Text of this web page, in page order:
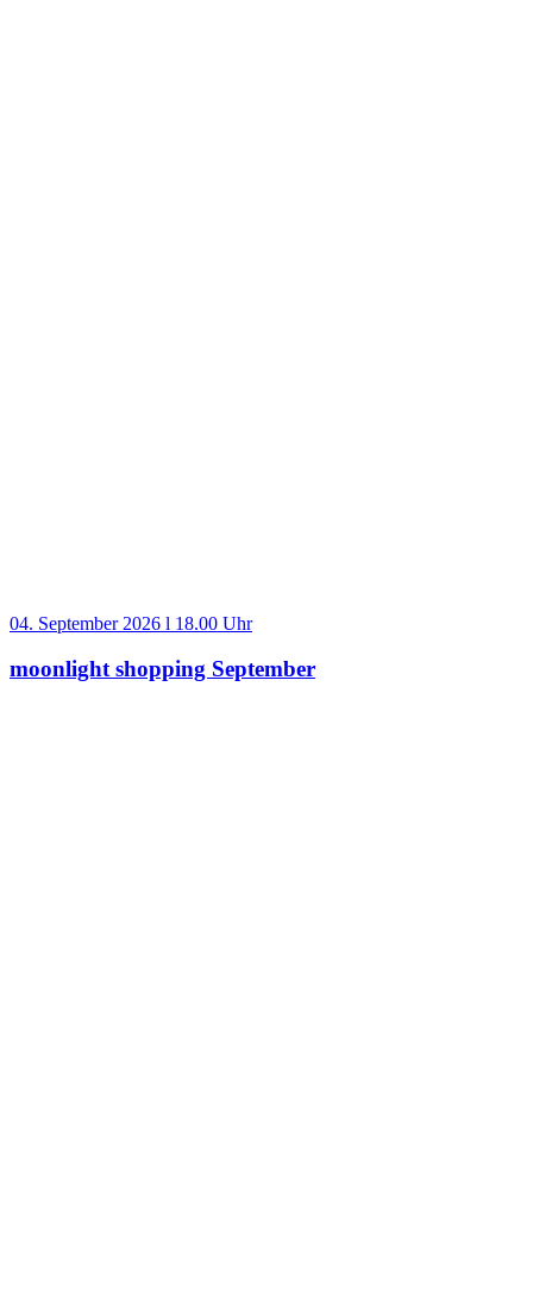
04. September 2026 l 18.00 Uhr
moonlight shopping September